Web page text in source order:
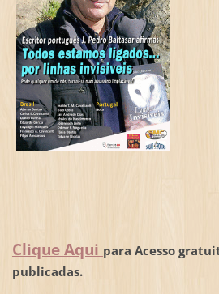
Clique Aqui para Acesso
publicadas.